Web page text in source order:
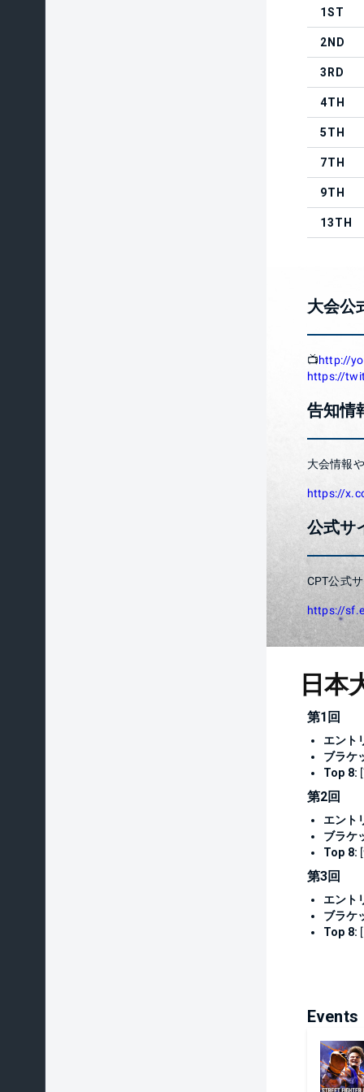
1ST
2ND
3RD
4TH
5TH
7TH
9TH
13TH
大会公
📺http://
https://
告知情
大会情報
https://
公式サ
CPT公式
https://
日
第1回
エント
ブラケ
Top 8:
第2回
エント
ブラケ
Top 8:
第3回
エント
ブラケ
Top 8:
Events